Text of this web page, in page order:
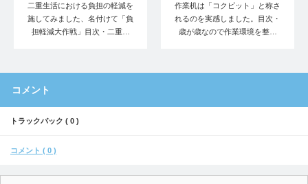
二重生活における負担の軽減を
施してみました、名付けて「負
担軽減大作戦」目次・二重…
作業机は「コクピット」と称さ
れるのを実感しました。目次・
歳が歳なので作業環境を整…
コメント
トラックバック ( 0 )
コメント ( 0 )